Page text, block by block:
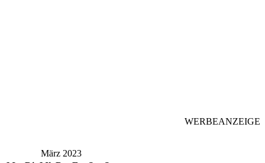
WERBEANZEIGE
März 2023